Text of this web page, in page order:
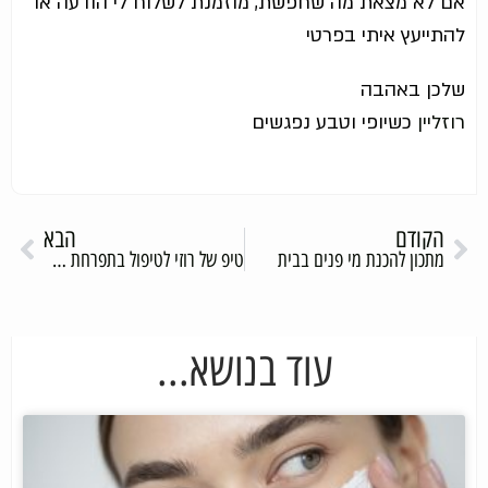
להתייעץ איתי בפרטי
שלכן באהבה
רוזליין כשיופי וטבע נפגשים
הקודם
מתכון להכנת מי פנים בבית
הבא
טיפ של רוזי לטיפול בתפרחת חיתולים
עוד בנושא...